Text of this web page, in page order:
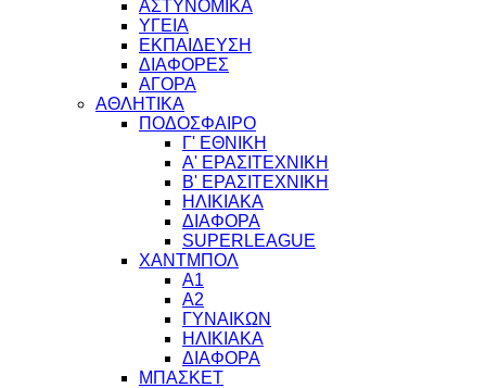
ΑΣΤΥΝΟΜΙΚΑ
ΥΓΕΙΑ
ΕΚΠΑΙΔΕΥΣΗ
ΔΙΑΦΟΡΕΣ
ΑΓΟΡΑ
ΑΘΛΗΤΙΚΑ
ΠΟΔΟΣΦΑΙΡΟ
Γ' ΕΘΝΙΚΗ
Α' ΕΡΑΣΙΤΕΧΝΙΚΗ
Β' ΕΡΑΣΙΤΕΧΝΙΚΗ
ΗΛΙΚΙΑΚΑ
ΔΙΑΦΟΡΑ
SUPERLEAGUE
ΧΑΝΤΜΠΟΛ
Α1
Α2
ΓΥΝΑΙΚΩΝ
ΗΛΙΚΙΑΚΑ
ΔΙΑΦΟΡΑ
ΜΠΑΣΚΕΤ